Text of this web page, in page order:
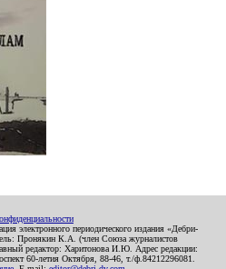
электронного периодического издания «Дебри-
Пронякин К.А. (член Союза журналистов
редактор: Харитонова И.Ю. Адрес редакции:
60-летия Октября, 88-46, т./ф.84212296081.